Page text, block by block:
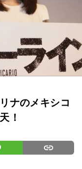
ナのメキシコ
！